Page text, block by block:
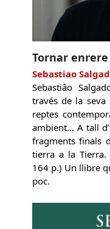
Tornar
Sebastiao
Sebastiâo
través de la
reptes
ambient... A tall
fragments finals
tierra a la Tierra.
164 p.) Un llibre
poc.